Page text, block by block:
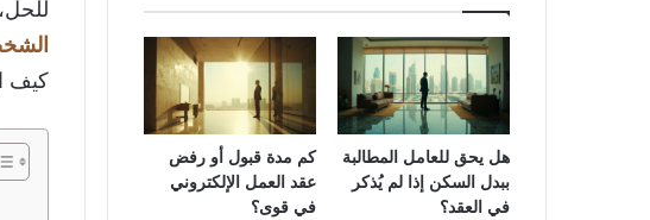
كيف
هل يحق للعامل المطالبة
ببدل السكن إذا لم يُذكر
في العقد؟
كم مدة قبول أو رفض
عقد العمل الإلكتروني
في قوى؟